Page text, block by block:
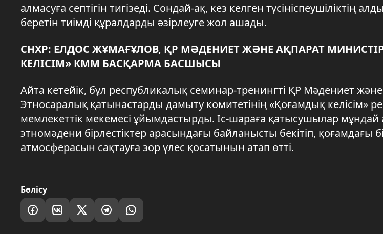
алмасуға септігін тигізеді. Сондай-ақ, кез келген түсініспеушіліктің
беретін тиімді құралдарды әзірлеуге жол ашады.
СНХР: ЕЛДОС ЖҰМАҒҰЛОВ, ҚР МӘДЕНИЕТ ЖӘНЕ АҚПАРАТ
КЕЛІСІМ» КММ БАСҚАРМА БАСШЫСЫ
Айта кетейік, бұл республикалық семинар-тренингті ҚР Мәдениет және
Этносаралық қатынастарды дамыту комитетінің «Қоғамдық келісім»
мемлекеттік мекемесі ұйымдастырды. Іс-шараға қатысушылар
этномәдени бірлестіктер арасындағы байланысты бекітіп, қоғамдағы
атмосферасын сақтауға зор үлес қосатынын атап өтті.
Бөлісу